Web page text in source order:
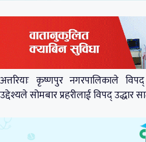
अत्तरियाः कृष्णपुर नगरपालिकाले
उद्देश्यले सोमबार प्रहरीलाई विपद् उद्धार